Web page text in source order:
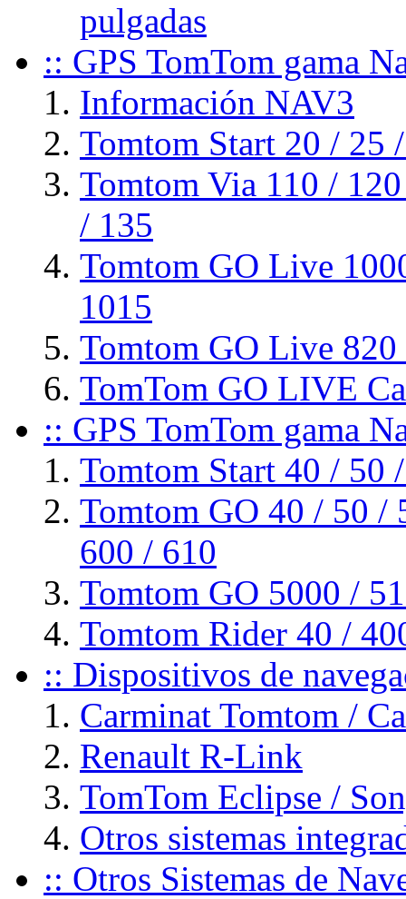
pulgadas
:: GPS TomTom gama
Información NAV3
Tomtom Start 20 / 25
Tomtom Via 110 /
/ 135
Tomtom GO Live
1015
Tomtom GO Live 820
TomTom GO LIVE
:: GPS TomTom gama
Tomtom Start 40 / 50
Tomtom GO 40 / 50 /
600 / 610
Tomtom GO 5000 /
Tomtom Rider 40 /
:: Dispositivos de
Carminat Tomtom /
Renault R-Link
TomTom Eclipse /
Otros sistemas
:: Otros Sistemas de